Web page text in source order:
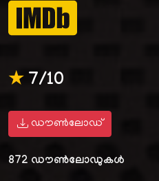
★7/10
ഡൗൺലോഡ്
872 ഡൗൺലോഡുകൾ